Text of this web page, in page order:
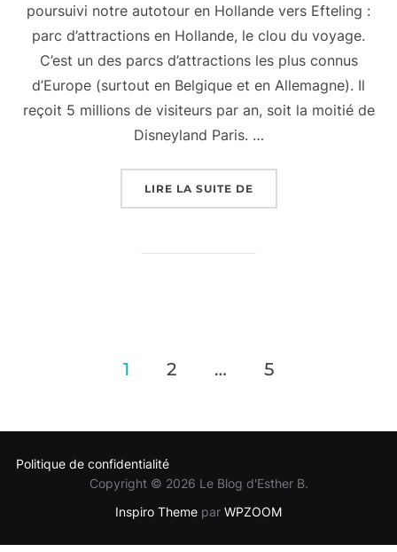
poursuivi notre autotour en Hollande vers Efteling :
parc d’attractions en Hollande, le clou du voyage.
C’est un des parcs d’attractions les plus connus
d’Europe (surtout en Belgique et en Allemagne). Il
reçoit 5 millions de visiteurs par an, soit la moitié de
Disneyland Paris. …
LIRE LA SUITE DE« EFTELING : PARC
Pagination
1 2 … 5
Politique de confidentialité
Copyright © 2026 Le Blog d'Esther B.
Inspiro Theme par WPZOOM